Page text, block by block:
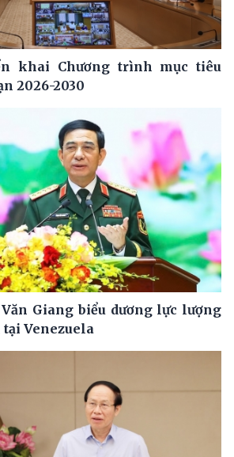
khai Chương trình mục tiêu
2026-2030
Giang biểu dương lực lượng
tại Venezuela